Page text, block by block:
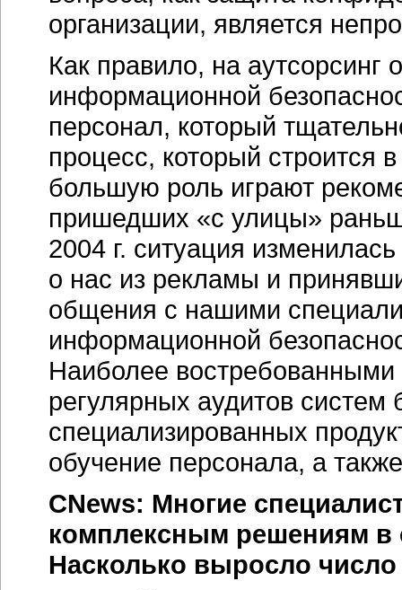
организации, является
Как правило, на аутсорсинг
информационной
персонал, который
процесс, который строится
большую роль играют
пришедших «с улицы»
2004 г. ситуация
о нас из рекламы и
общения с нашими
информационной
Наиболее
регулярных аудитов систем
специализированных
обучение персонала, а
CNews: Многие
комплексным решениям в
Насколько выросло число